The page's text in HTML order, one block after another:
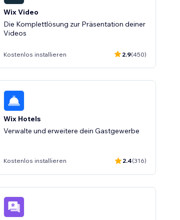
Wix Video
Die Komplettlösung zur Präsentation deiner
Videos
Kostenlos installieren 2.9(450)
Wix Hotels
Verwalte und erweitere dein Gastgewerbe
Kostenlos installieren 2.4(316)